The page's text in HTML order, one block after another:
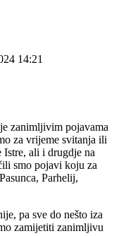
14:21
zanimljivim pojavama
za vrijeme svitanja ili
Istre, ali i drugdje na
smo pojavi koju za
Parhelij,
pa sve do nešto iza
zamijetiti zanimljivu